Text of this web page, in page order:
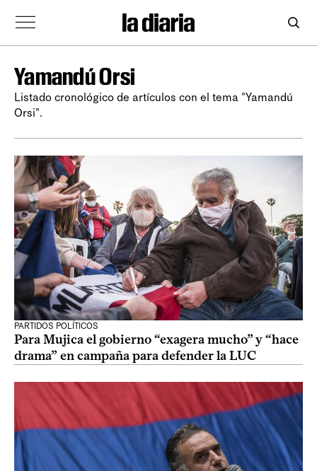
Yamandú Orsi
Listado cronológico de artículos con el tema "Yamandú
Orsi".
PARTIDOS POLÍTICOS
Para Mujica el gobierno “exagera mucho” y “hace
drama” en campaña para defender la LUC